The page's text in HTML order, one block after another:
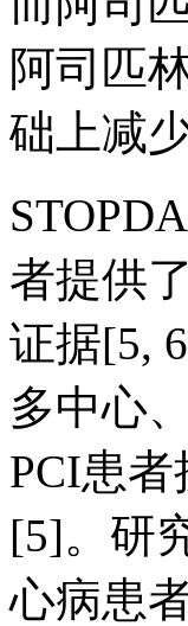
阿司匹
础上减
者提供
证据[5,
多中心
PCI患
[5]。研
心病患